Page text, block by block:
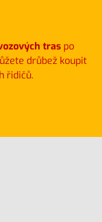
tras po
drůbež koupit
řidičů.